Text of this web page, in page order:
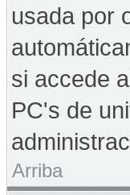
usada por
si accede
PC's de
Arriba